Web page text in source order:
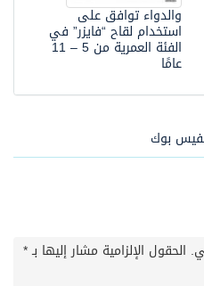
والدواء توافق على
استخدام لقاح “فايزر” في
الفئة العمرية من 5 – 11
عامًا
بوك
الحقول الإلزامية مشار إليها بـ*